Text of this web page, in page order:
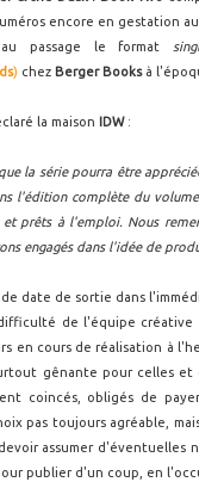
encore en gestation
au passage le format
) chez Berger Booksà
la maison IDW :
la série pourra être
l'édition complète du
et prêts à l'emploi. Nous
engagés dans l'idée de
de date de sortie dans
de l'équipe créative
en cours de réalisation à
gênante pour celles et
coincés, obligés de
pas toujours agréable,
assumer d'éventuelles
publier d'un coup, en